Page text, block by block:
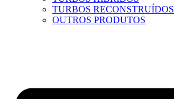
TURBOS RECONSTRUÍDOS
OUTROS PRODUTOS